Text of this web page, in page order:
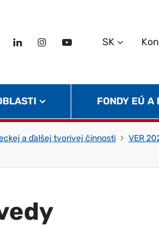
LinkedInInstagram
Twitter
SK
FONDY EÚ A
a ďalšej tvorivej činnosti VER